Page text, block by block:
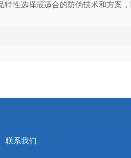
特性选择最适合的防伪技术和方案
联系我们